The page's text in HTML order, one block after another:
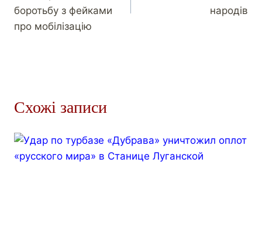
боротьбу з фейками
про мобілізацію
народів
Схожі записи